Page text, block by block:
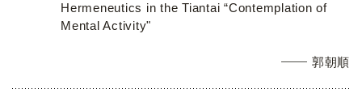
Hermeneutics in the Tiantai “Contemplation of
Mental Activity"
郭朝順